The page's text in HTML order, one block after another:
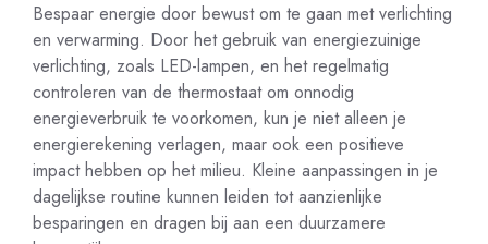
Bespaar energie door bewust om te gaan met verlichting
en verwarming. Door het gebruik van energiezuinige
verlichting, zoals LED-lampen, en het regelmatig
controleren van de thermostaat om onnodig
energieverbruik te voorkomen, kun je niet alleen je
energierekening verlagen, maar ook een positieve
impact hebben op het milieu. Kleine aanpassingen in je
dagelijkse routine kunnen leiden tot aanzienlijke
besparingen en dragen bij aan een duurzamere